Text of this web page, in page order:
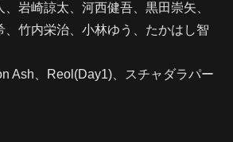
岩崎諒太、河西健吾、黒田崇矢、
、竹内栄治、小林ゆう、たかはし智
Ash、Reol(Day1)、スチャダラパー